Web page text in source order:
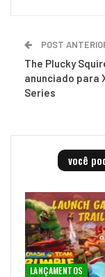
POST
The Plucky
anunciado para
Series
você
LANÇAMENTOS